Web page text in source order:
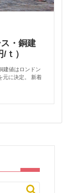
・銅建
）
建値はロンドン
元に決定。 新着